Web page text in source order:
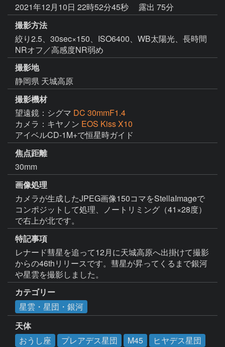
2021年12月10日 22時52分45秒
露出 75分
撮影方法
絞り2.5、30sec×150、ISO6400、WB太陽光、長時間
NRオフ／高感度NR弱め
撮影地
静岡県 天城高原
撮影機材
望遠鏡：シグマ DC 30mmF1.4
カメラ：キヤノン EOS Kiss X10
アイベルCD-1M+で恒星時ガイド
焦点距離
30mm
画像処理
カメラが生成したJPEG画像150コマをStellaImageで
コンポジットして処理、ノートリミング（41×28度）
で右上が北です。
特記事項
レナード彗星を追って12月に天城高原へ出掛けて撮影
からの46thリリースです。彗星が昇ってくるまで銀河
や星雲を撮影しました。
カテゴリー
星雲・星団・銀河
天体
おうし座
プレアデス星団 M45
ヒヤデス星団